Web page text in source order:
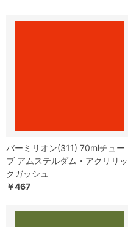
バーミリオン(311) 70mlチュー
ブ アムステルダム・アクリリッ
クガッシュ
￥467